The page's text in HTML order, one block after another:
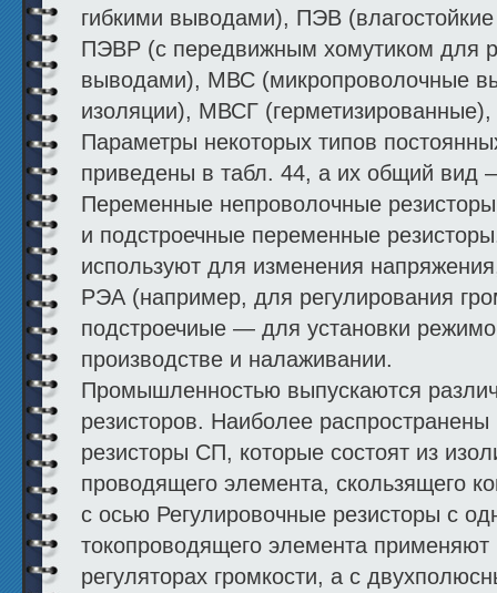
гибкими выводами), ПЭВ
ПЭВР (с передвижным хомутиком для
выводами), МВС (микропроволочные
изоляции), МВСГ
Параметры некоторых типов
приведены в табл. 44, а их общий вид
Переменные непроволочные
и подстроечные переменные
используют для изменения
РЭА (например, для регулирования
подстроечиые — для установки
производстве и налаживании.
Промышленностью выпускаются
резисторов. Наиболее
резисторы СП, которые состоят из
проводящего элемента, скользящего
с осью Регулировочные резисторы с
токопроводящего элемента
регуляторах громкости, а с